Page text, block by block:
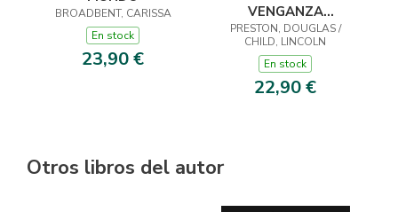
BROADBENT, CARISSA
En stock
23,90 €
VENGANZA
(INSPECTOR
PENDERGAST 22)
PRESTON, DOUGLAS /
CHILD, LINCOLN
En stock
22,90 €
Otros libros del autor